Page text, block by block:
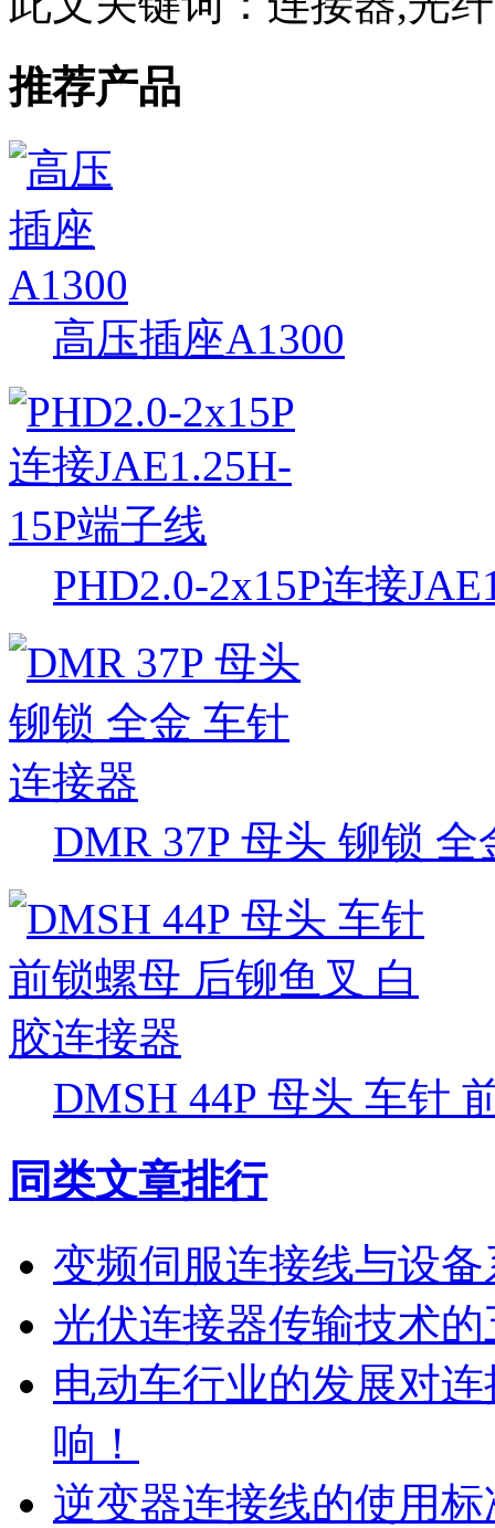
推荐产品
高压插座A1300
PHD2.0-2x15P连接
DMR 37P 母头 铆锁
DMSH 44P 母头 车针
同类文章排行
变频伺服连接线与设
光伏连接器传输技术
电动车行业的发展对
响！
逆变器连接线的使用